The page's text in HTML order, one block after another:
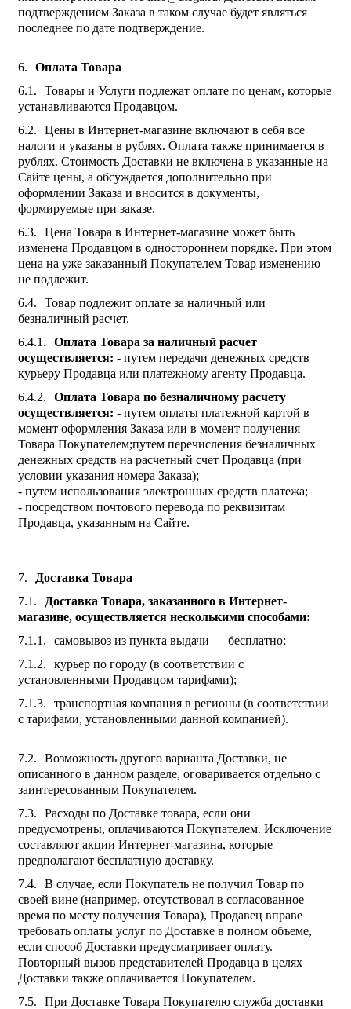
подтверждением Заказа в таком случае будет являться
последнее по дате подтверждение.
Оплата Товара
Товары и Услуги подлежат оплате по ценам, которые
устанавливаются Продавцом.
Цены в Интернет-магазине включают в себя все
налоги и указаны в рублях. Оплата также принимается в
рублях. Стоимость Доставки не включена в указанные на
Сайте цены, а обсуждается дополнительно при
оформлении Заказа и вносится в документы,
формируемые при заказе.
Цена Товара в Интернет-магазине может быть
изменена Продавцом в одностороннем порядке. При этом
цена на уже заказанный Покупателем Товар изменению
не подлежит.
Товар подлежит оплате за наличный или
безналичный расчет.
Оплата Товара за наличный расчет
осуществляется: - путем передачи денежных средств
курьеру Продавца или платежному агенту Продавца.
Оплата Товара по безналичному расчету
осуществляется: - путем оплаты платежной картой в
момент оформления Заказа или в момент получения
Товара Покупателем;путем перечисления безналичных
денежных средств на расчетный счет Продавца (при
условии указания номера Заказа);
- путем использования электронных средств платежа;
- посредством почтового перевода по реквизитам
Продавца, указанным на Сайте.
Доставка Товара
Доставка Товара, заказанного в Интернет-
магазине, осуществляется несколькими способами:
самовывоз из пункта выдачи — бесплатно;
курьер по городу (в соответствии с
установленными Продавцом тарифами);
транспортная компания в регионы (в соответствии
с тарифами, установленными данной компанией).
Возможность другого варианта Доставки, не
описанного в данном разделе, оговаривается отдельно с
заинтересованным Покупателем.
Расходы по Доставке товара, если они
предусмотрены, оплачиваются Покупателем. Исключение
составляют акции Интернет-магазина, которые
предполагают бесплатную доставку.
В случае, если Покупатель не получил Товар по
своей вине (например, отсутствовал в согласованное
время по месту получения Товара), Продавец вправе
требовать оплаты услуг по Доставке в полном объеме,
если способ Доставки предусматривает оплату.
Повторный вызов представителей Продавца в целях
Доставки также оплачивается Покупателем.
При Доставке Товара Покупателю служба доставки